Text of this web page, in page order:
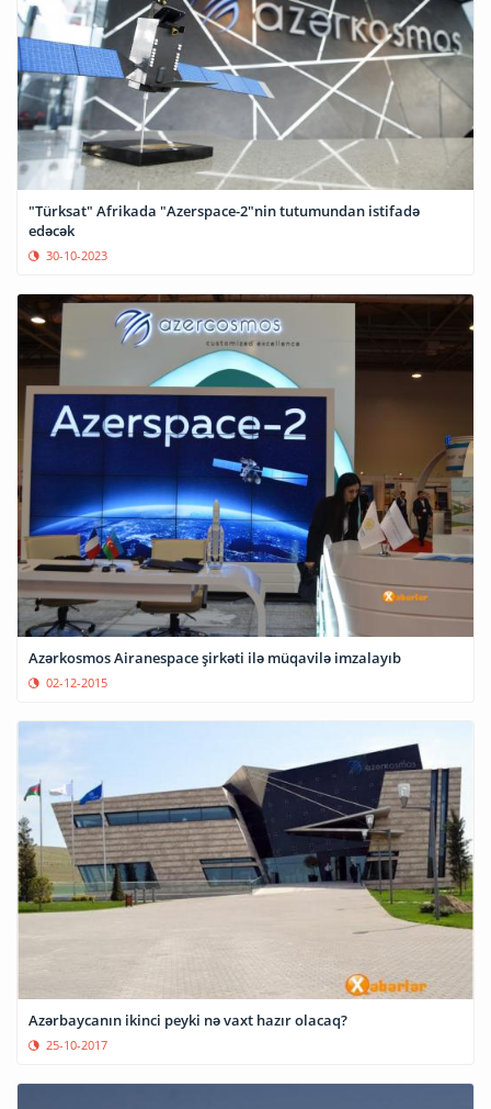
"Türksat" Afrikada "Azerspace-2"nin tutumundan istifadə
edəcək
30-10-2023
Azərkosmos Airanespace şirkəti ilə müqavilə imzalayıb
02-12-2015
Azərbaycanın ikinci peyki nə vaxt hazır olacaq?
25-10-2017